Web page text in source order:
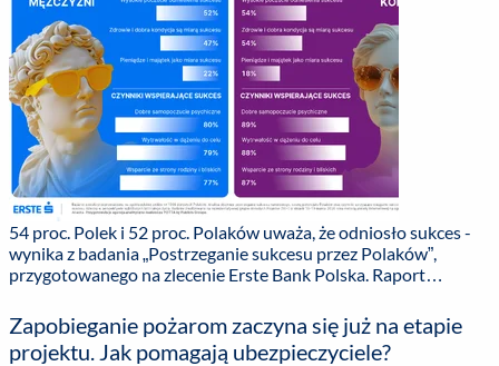
54 proc. Polek i 52 proc. Polaków uważa, że odniosło sukces -
wynika z badania „Postrzeganie sukcesu przez Polaków”,
przygotowanego na zlecenie Erste Bank Polska. Raport
zdrowie i dobre samopoczucie za miernik sukcesu. ...
Zapobieganie pożarom zaczyna się już na etapie
projektu. Jak pomagają ubezpieczyciele?